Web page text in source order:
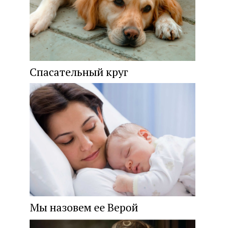
Спасательный круг
Мы назовем ее Верой